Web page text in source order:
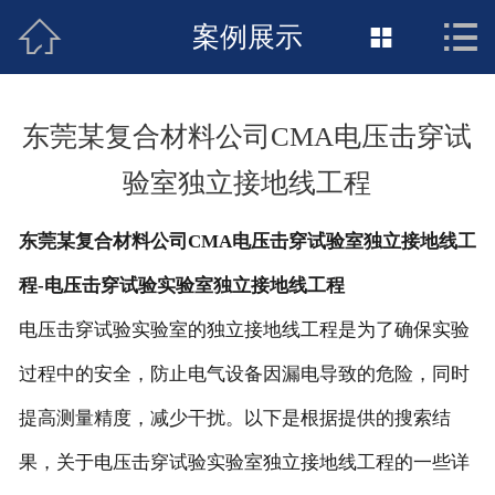
 接地工程首页
新闻动态
案例展示
联络惠发
 案例展示  
东莞某复合材料公司CMA电压击穿试
验室独立接地线工程
东莞某复合材料公司CMA电压击穿试验室独立接地线工
程-电压击穿试验实验室独立接地线工程
电压击穿试验实验室的独立接地线工程是为了确保实验
过程中的安全，防止电气设备因漏电导致的危险，同时
提高测量精度，减少干扰。以下是根据提供的搜索结
果，关于电压击穿试验实验室独立接地线工程的一些详